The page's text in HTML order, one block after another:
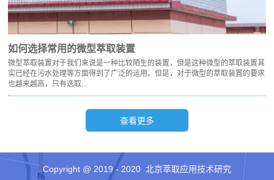
如何选择常用的微型萃取装置
微型萃取装置对于我们来说是一种比较陌生的装置，但是这种微型的萃取装置其
实已经在污水处理等方面得到了广泛的运用。但是，对于微型的萃取装置的要求
也越来越高，只有选取...
Copyright @ 2019 - 2020 北京萃取应用技术研究